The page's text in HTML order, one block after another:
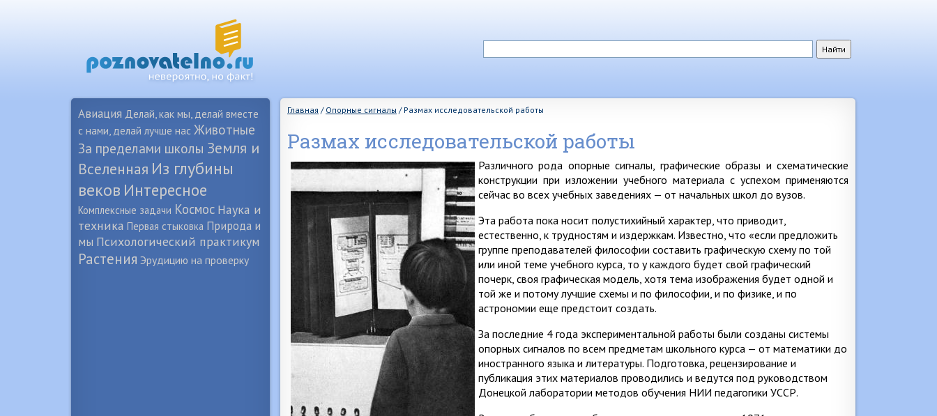
Авиация Делай, как мы, делай вместе
с нами, делай лучше нас Животные
За пределами школы Земля и
Вселенная Из глубины
веков Интересное
Комплексные задачи Космос Наука и
техника Первая стыковка Природа и
мы Психологический практикум
Растения Эрудицию на проверку
Главная / Опорные сигналы / Размах исследовательской работы
Размах исследовательской работы
Различного рода опорные сигналы, графические образы и схематические
конструкции при изложении учебного материала с успехом применяются
сейчас во всех учебных заведениях — от начальных школ до вузов.
Эта работа пока носит полустихийный характер, что приводит,
естественно, к трудностям и издержкам. Известно, что «если предложить
группе преподавателей философии составить графическую схему по той
или иной теме учебного курса, то у каждого будет свой графический
почерк, своя графическая модель, хотя тема изображения будет одной и
той же и потому лучшие схемы и по философии, и по физике, и по
астрономии еще предстоит создать.
За последние 4 года экспериментальной работы были созданы системы
опорных сигналов по всем предметам школьного курса — от математики до
иностранного языка и литературы. Подготовка, рецензирование и
публикация этих материалов проводились и ведутся под руководством
Донецкой лаборатории методов обучения НИИ педагогики УССР.